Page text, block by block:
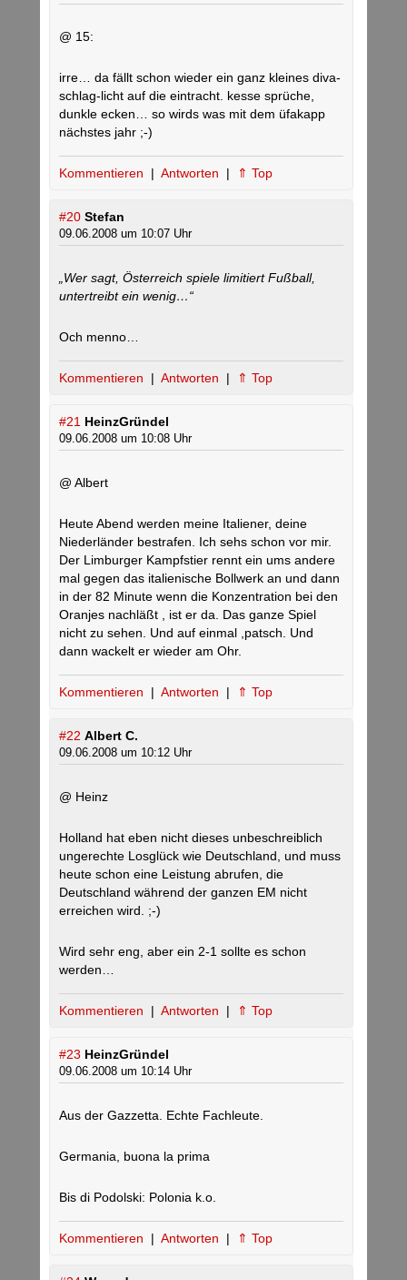
@ 15:
irre… da fällt schon wieder ein ganz kleines diva-
schlag-licht auf die eintracht. kesse sprüche,
dunkle ecken… so wirds was mit dem üfakapp
nächstes jahr ;-)
Kommentieren | Antworten | ⇑ Top
#20 Stefan
09.06.2008 um 10:07 Uhr
„Wer sagt, Österreich spiele limitiert Fußball,
untertreibt ein wenig…“
Och menno…
Kommentieren | Antworten | ⇑ Top
#21 HeinzGründel
09.06.2008 um 10:08 Uhr
@ Albert
Heute Abend werden meine Italiener, deine
Niederländer bestrafen. Ich sehs schon vor mir.
Der Limburger Kampfstier rennt ein ums andere
mal gegen das italienische Bollwerk an und dann
in der 82 Minute wenn die Konzentration bei den
Oranjes nachläßt , ist er da. Das ganze Spiel
nicht zu sehen. Und auf einmal ,patsch. Und
dann wackelt er wieder am Ohr.
Kommentieren | Antworten | ⇑ Top
#22 Albert C.
09.06.2008 um 10:12 Uhr
@ Heinz
Holland hat eben nicht dieses unbeschreiblich
ungerechte Losglück wie Deutschland, und muss
heute schon eine Leistung abrufen, die
Deutschland während der ganzen EM nicht
erreichen wird. ;-)
Wird sehr eng, aber ein 2-1 sollte es schon
werden…
Kommentieren | Antworten | ⇑ Top
#23 HeinzGründel
09.06.2008 um 10:14 Uhr
Aus der Gazzetta. Echte Fachleute.
Germania, buona la prima
Bis di Podolski: Polonia k.o.
Kommentieren | Antworten | ⇑ Top